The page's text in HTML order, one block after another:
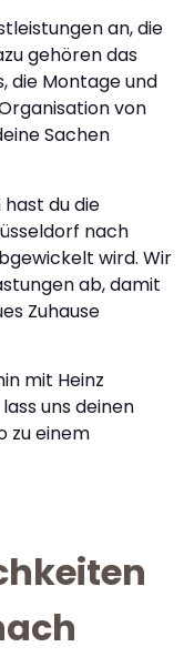
an, die
gehören das
die Montage und
von
Sachen
du die
nach
wird. Wir
ab, damit
Zuhause
mit Heinz
uns deinen
zu einem